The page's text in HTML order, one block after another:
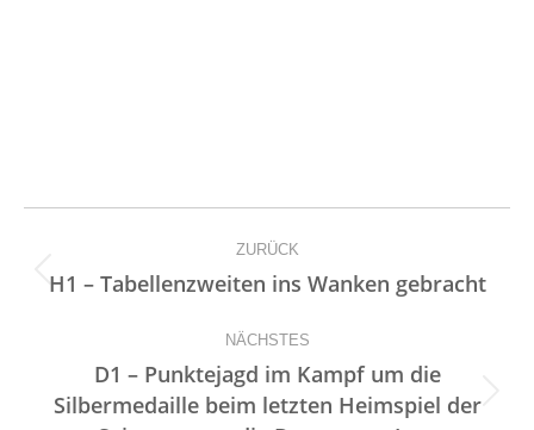
Kommentarnavigation
ZURÜCK
Vorheriger
Beitrag:
H1 – Tabellenzweiten ins Wanken gebracht
NÄCHSTES
Nächster
Beitrag:
D1 – Punktejagd im Kampf um die
Silbermedaille beim letzten Heimspiel der